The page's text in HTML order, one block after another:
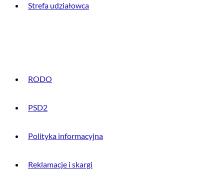
Strefa udziałowca
RODO
PSD2
Polityka informacyjna
Reklamacje i skargi